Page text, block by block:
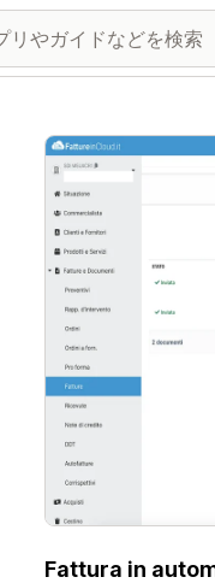
特集の画像ギャラリ
Fattura in